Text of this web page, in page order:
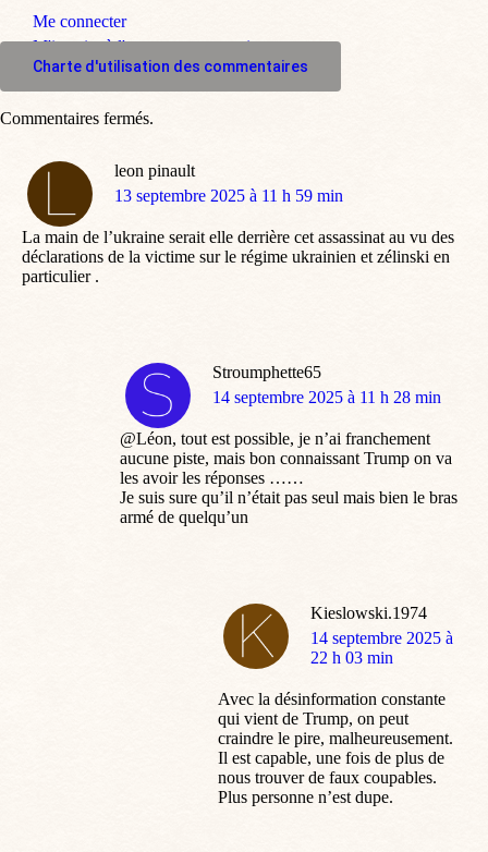
Me connecter
M'inscrire à l'espace commentaire
Charte d'utilisation des commentaires
leon pinault
dit
13 septembre 2025 à 11 h 59 min
La main de l’ukraine serait elle derrière cet assassinat au vu des
déclarations de la victime sur le régime ukrainien et zélinski en
particulier .
Stroumphette65
dit
14 septembre 2025 à 11 h 28 min
@Léon, tout est possible, je n’ai franchement
aucune piste, mais bon connaissant Trump on va
les avoir les réponses ……
Je suis sure qu’il n’était pas seul mais bien le bras
armé de quelqu’un
Kieslowski.1974
dit
:
14 septembre 2025 à
22 h 03 min
Avec la désinformation constante
qui vient de Trump, on peut
craindre le pire, malheureusement.
Il est capable, une fois de plus de
nous trouver de faux coupables.
Plus personne n’est dupe.
Commentaires fermés.